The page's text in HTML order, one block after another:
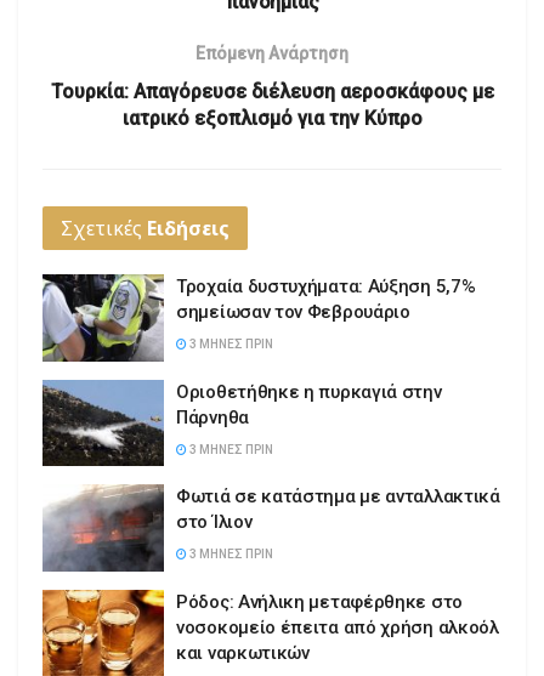
Επόμενη Ανάρτηση
Τουρκία: Απαγόρευσε διέλευση αεροσκάφους με
ιατρικό εξοπλισμό για την Κύπρο
Σχετικές Ειδήσεις
Τροχαία δυστυχήματα: Αύξηση 5,7%
σημείωσαν τον Φεβρουάριο
3 ΜΉΝΕΣ ΠΡΙΝ
Οριοθετήθηκε η πυρκαγιά στην
Πάρνηθα
3 ΜΉΝΕΣ ΠΡΙΝ
Φωτιά σε κατάστημα με ανταλλακτικά
στο Ίλιον
3 ΜΉΝΕΣ ΠΡΙΝ
Ρόδος: Ανήλικη μεταφέρθηκε στο
νοσοκομείο έπειτα από χρήση αλκοόλ
και ναρκωτικών